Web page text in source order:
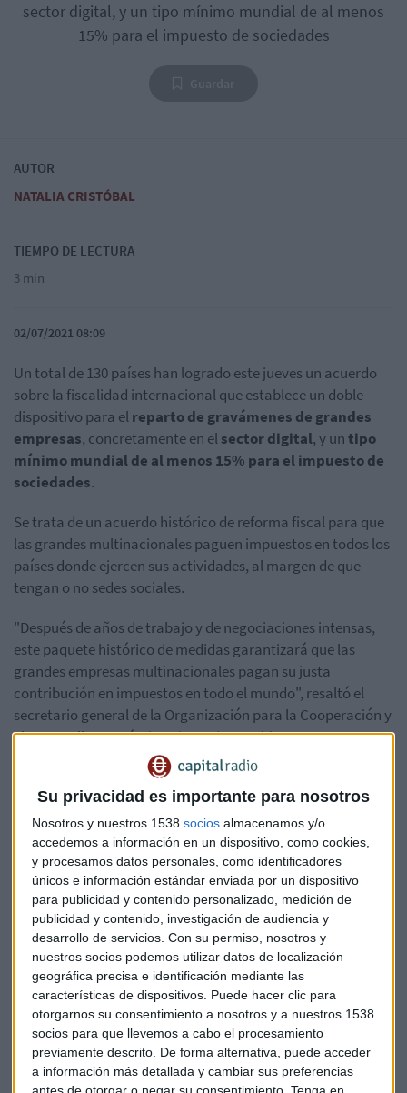
Su privacidad es importante para nosotros
Nosotros y nuestros 1538 socios almacenamos y/o
accedemos a información en un dispositivo, como cookies,
y procesamos datos personales, como identificadores
únicos e información estándar enviada por un dispositivo
para publicidad y contenido personalizado, medición de
publicidad y contenido, investigación de audiencia y
desarrollo de servicios. Con su permiso, nosotros y
nuestros socios podemos utilizar datos de localización
geográfica precisa e identificación mediante las
características de dispositivos. Puede hacer clic para
otorgarnos su consentimiento a nosotros y a nuestros 1538
socios para que llevemos a cabo el procesamiento
previamente descrito. De forma alternativa, puede acceder
a información más detallada y cambiar sus preferencias
sector digital, y un tipo mínimo mundial de al menos
15% para el impuesto de sociedades
AUTOR
NATALIA CRISTÓBAL
TIEMPO DE LECTURA
3 min
02/07/2021 08:09
Un total de 130 países han logrado este jueves un acuerdo
sobre la fiscalidad internacional que establece un doble
dispositivo para elreparto de gravámenes de grandes
empresas, concretamente en elsector digital, y untipo
mínimo mundial de al menos 15% para el impuesto de
sociedades.
Se trata de un acuerdo histórico de reforma fiscal para que
las grandes multinacionales paguen impuestos en todos los
países donde ejercen sus actividades, al margen de que
tengan o no sedes sociales.
"Después de años de trabajo y de negociaciones intensas,
este paquete histórico de medidas garantizará que las
grandes empresas multinacionales pagan su justa
contribución en impuestos en todo el mundo", resaltó el
secretario general de la Organización para la Cooperación y
el Desarrollo Económicos (OCDE), Matahias Cormann.
Además, Cormann hizo hincapié en que este acuerdo no
busca acabar con la competencia fiscal, sino "limitarla" a
través de reglas multilaterales, y "tiene en cuenta los
intereses de todas las partes, incluidos los de pequeñas
economías y países en desarrollo".
Se basa endos pilares. El primero de ellos es que está
concebidopara la actividad digital, si bien es cierto que
no se limitará a ese sector. Afectará a todas lascompañías
con una facturación mundial superior a los 20.000
millones de euros y con una rentabilidad superior al 10
Todos los países en los que esas empresas obtengan
ingresos superiores a un millón de euros, o a 250.000 en el